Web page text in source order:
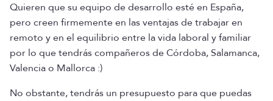
Quieren que su equipo de desarrollo esté en España,
pero creen firmemente en las ventajas de trabajar en
remoto y en el equilibrio entre la vida laboral y familiar
por lo que tendrás compañeros de Córdoba, Salamanca,
Valencia o Mallorca :)
No obstante, tendrás un presupuesto para que puedas